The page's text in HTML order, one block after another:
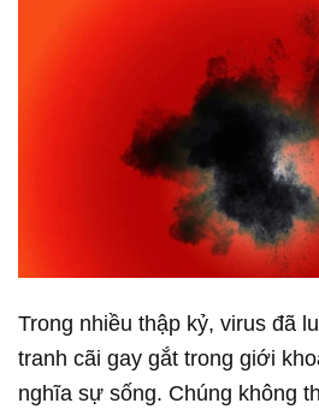
Trong nhiều thập kỷ, virus đã
tranh cãi gay gắt trong giới
nghĩa sự sống. Chúng không